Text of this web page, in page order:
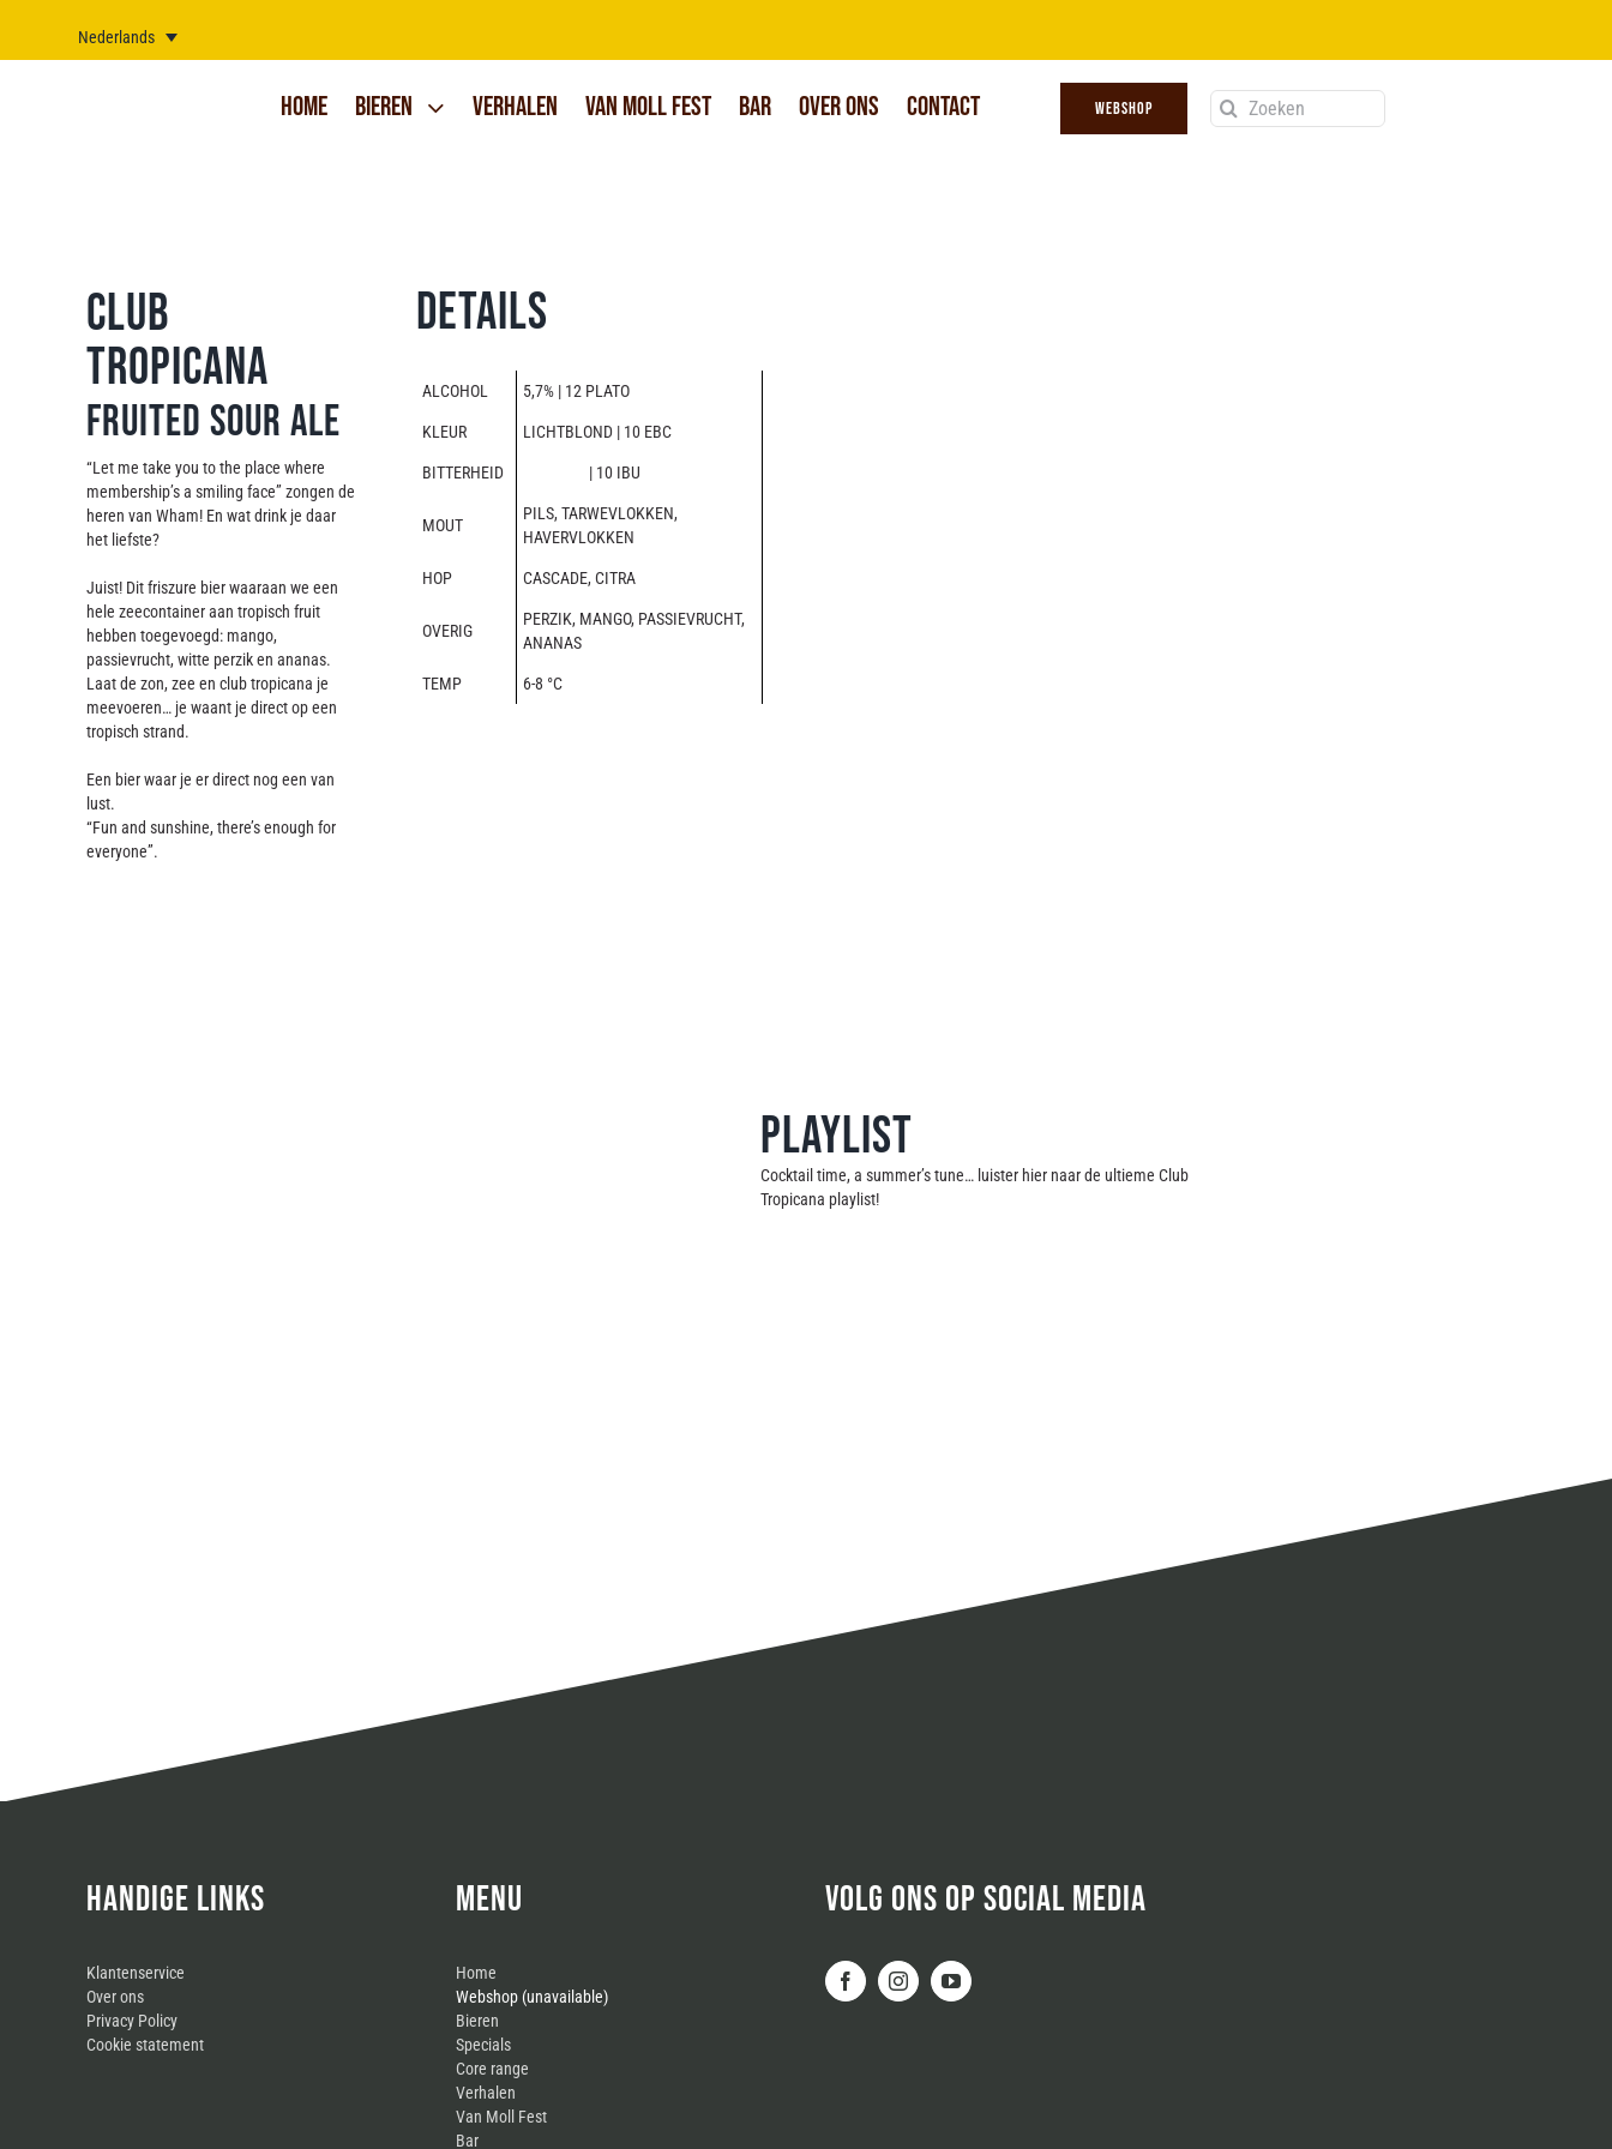
inhoud
Nederlands
Home Bieren Verhalen Van Moll Fest Bar Over Ons Contact WEBSHOP
Zoeken
naar:
Club
Tropicana
Fruited Sour Ale
“Let me take you to the place where
membership’s a smiling face” zongen de
heren van Wham! En wat drink je daar
het liefste?
Juist! Dit friszure bier waaraan we een
hele zeecontainer aan tropisch fruit
hebben toegevoegd: mango,
passievrucht, witte perzik en ananas.
Laat de zon, zee en club tropicana je
meevoeren… je waant je direct op een
tropisch strand.
Een bier waar je er direct nog een van
lust.
“Fun and sunshine, there’s enough for
everyone”.
Details
ALCOHOL 5,7% | 12 PLATO
KLEUR LICHTBLOND | 10 EBC
BITTERHEID | 10 IBU
MOUT
PILS, TARWEVLOKKEN,
HAVERVLOKKEN
HOP CASCADE, CITRA
OVERIG
PERZIK, MANGO, PASSIEVRUCHT,
ANANAS
TEMP 6-8 °C
Playlist
Cocktail time, a summer’s tune… luister hier naar de ultieme Club
Tropicana playlist!
HANDIGE LINKS
Klantenservice
Over ons
Privacy Policy
Cookie statement
MENU
Home
Webshop (unavailable)
Bieren
Specials
Core range
Verhalen
Van Moll Fest
Bar
VOLG ONS OP SOCIAL MEDIA